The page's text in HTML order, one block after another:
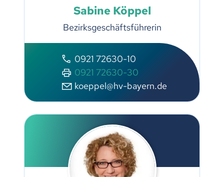
Sabine Köppel
Bezirksgeschäftsführerin
0921 72630-10
0921 72630-30
koeppel@hv-bayern.de